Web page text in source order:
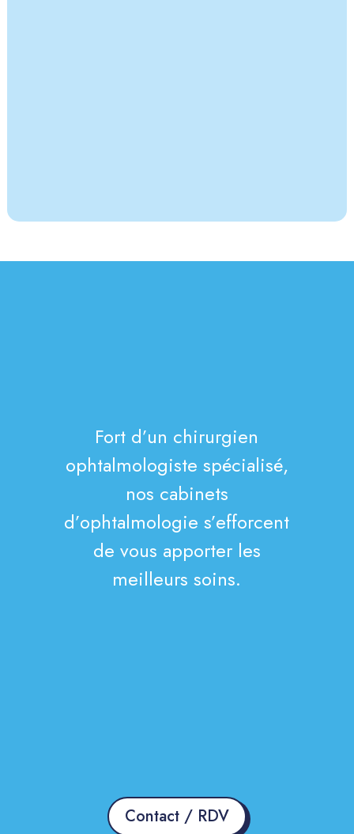
Fort d’un chirurgien
ophtalmologiste spécialisé,
nos cabinets
d’ophtalmologie s’efforcent
de vous apporter les
meilleurs soins.
Contact / RDV